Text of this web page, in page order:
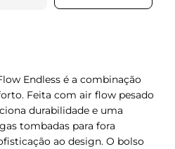
Endless é a combinação
Feita com air flow pesado
durabilidade e uma
tombadas para fora
ao design. O bolso